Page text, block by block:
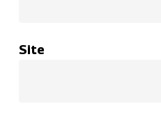
Site